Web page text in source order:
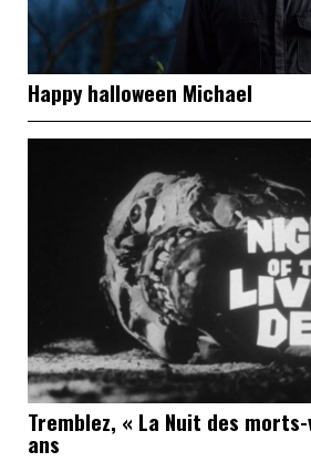
Happy halloween Michael
Tremblez, « La Nuit des
ans